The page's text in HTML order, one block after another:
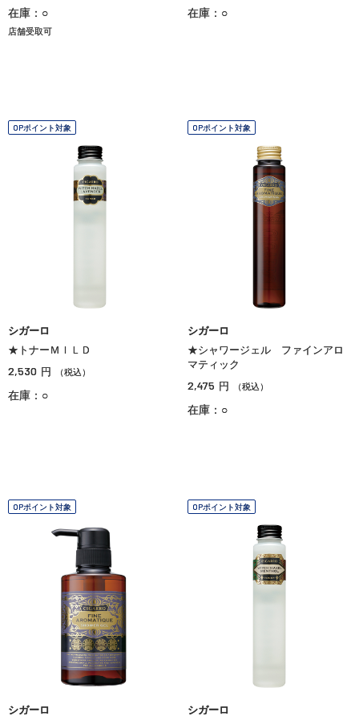
在庫：○
店舗受取可
在庫：○
OPポイント対象
シガーロ
★トナーＭＩＬＤ
2,530 円 （税込）
在庫：○
OPポイント対象
シガーロ
★シャワージェル ファインアロ
マティック
2,475 円 （税込）
在庫：○
OPポイント対象
シガーロ
OPポイント対象
シガーロ